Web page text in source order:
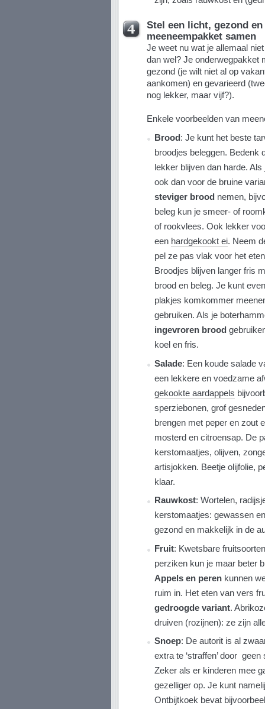
Stel een licht, gezond
meeneempakket samen
Je weet nu wat je allemaal
dan wel? Je onderwegpakket
gezond (je wilt niet al op
aankomen) en gevarieerd
nog lekker, maar vijf?).
Enkele voorbeelden van
Brood: Je kunt het beste
broodjes beleggen. Bedenk
lekker blijven dan harde.
ook dan voor de bruine
steviger brood nemen,
beleg kun je smeer- of
of rookvlees. Ook lekker
een hardgekookt ei. Neem
pel ze pas vlak voor het
Broodjes blijven langer fris
brood en beleg. Je kunt
plakjes komkommer
gebruiken. Als je
ingevroren brood
koel en fris.
Salade: Een koude salade
een lekkere en voedzame
gekookte aardappels
sperziebonen, grof
brengen met peper en zout
mosterd en citroensap. De
kerstomaatjes, olijven,
artisjokken. Beetje olijfolie,
klaar.
Rauwkost: Wortelen,
kerstomaatjes: gewassen
gezond en makkelijk in de
Fruit: Kwetsbare
perziken kun je maar beter
Appels en perenkunnen
ruim in. Het eten van vers
gedroogde variant.
druiven (rozijnen): ze zijn
Snoep: De autorit is al
extra te ‘straffen’ door
Zeker als er kinderen mee
gezelliger op. Je kunt
Ontbijtkoek bevat